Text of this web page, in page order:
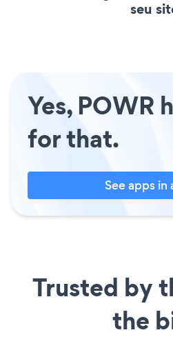
seu
Yes, POWR
for that.
See apps in
Trusted by
the